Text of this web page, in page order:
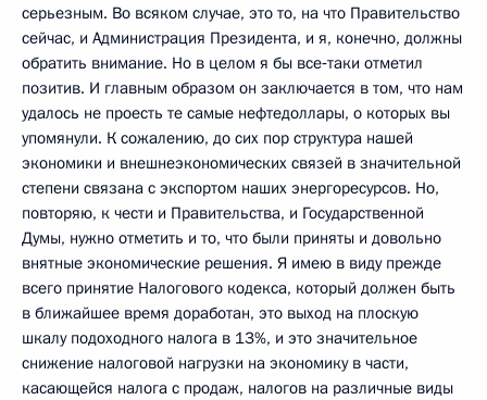
серьезным. Во всяком случае, это то, на что Правительство
сейчас, и Администрация Президента, и я, конечно, должны
обратить внимание. Но в целом я бы все‑таки отметил
позитив. И главным образом он заключается в том, что нам
удалось не проесть те самые нефтедоллары, о которых вы
упомянули. К сожалению, до сих пор структура нашей
экономики и внешнеэкономических связей в значительной
степени связана с экспортом наших энергоресурсов. Но,
повторяю, к чести и Правительства, и Государственной
Думы, нужно отметить и то, что были приняты и довольно
внятные экономические решения. Я имею в виду прежде
всего принятие Налогового кодекса, который должен быть
в ближайшее время доработан, это выход на плоскую
шкалу подоходного налога в 13%, и это значительное
снижение налоговой нагрузки на экономику в части,
касающейся налога с продаж, налогов на различные виды